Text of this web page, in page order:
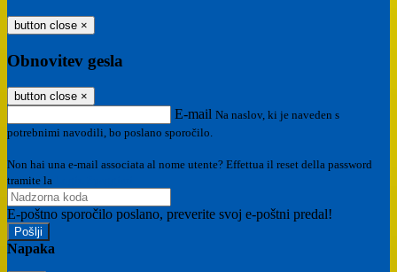
button close ×
Obnovitev gesla
button close ×
E-mail Na naslov, ki je naveden s
potrebnimi navodili, bo poslano sporočilo.
Non hai una e-mail associata al nome utente? Effettua il reset della password
tramite la
E-poštno sporočilo poslano, preverite svoj e-poštni predal!
Napaka